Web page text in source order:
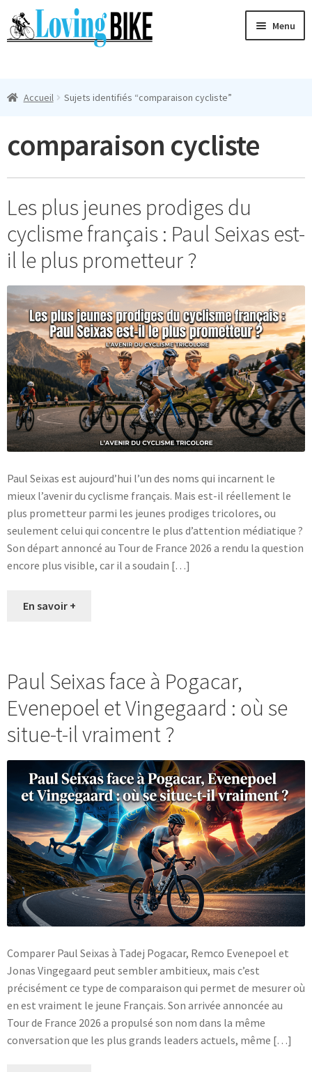
Aller
à
la
Aller
au
contenu
Menu
Manches Courtes
Manches Longues
Femmes
T-Shirts
Accessoires
Suivi
Blog
Accueil Sujets identifiés “comparaison cycliste”
comparaison cycliste
Les plus jeunes prodiges du
cyclisme français : Paul Seixas est-
il le plus prometteur ?
Paul Seixas est aujourd’hui l’un des noms qui incarnent le
mieux l’avenir du cyclisme français. Mais est-il réellement le
plus prometteur parmi les jeunes prodiges tricolores, ou
seulement celui qui concentre le plus d’attention médiatique ?
Son départ annoncé au Tour de France 2026 a rendu la question
encore plus visible, car il a soudain […]
En savoir +
Paul Seixas face à Pogacar,
Evenepoel et Vingegaard : où se
situe-t-il vraiment ?
Comparer Paul Seixas à Tadej Pogacar, Remco Evenepoel et
Jonas Vingegaard peut sembler ambitieux, mais c’est
précisément ce type de comparaison qui permet de mesurer où
en est vraiment le jeune Français. Son arrivée annoncée au
Tour de France 2026 a propulsé son nom dans la même
conversation que les plus grands leaders actuels, même […]